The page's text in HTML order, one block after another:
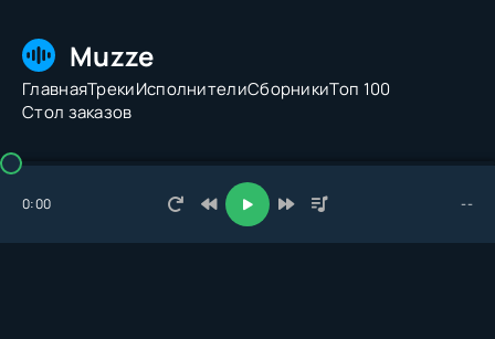
Muzze
ГлавнаяТрекиИсполнителиСборникиТоп 100
Стол заказов
© 2026 Muzze.net. Все права защищены. Администрация:
0:00 --